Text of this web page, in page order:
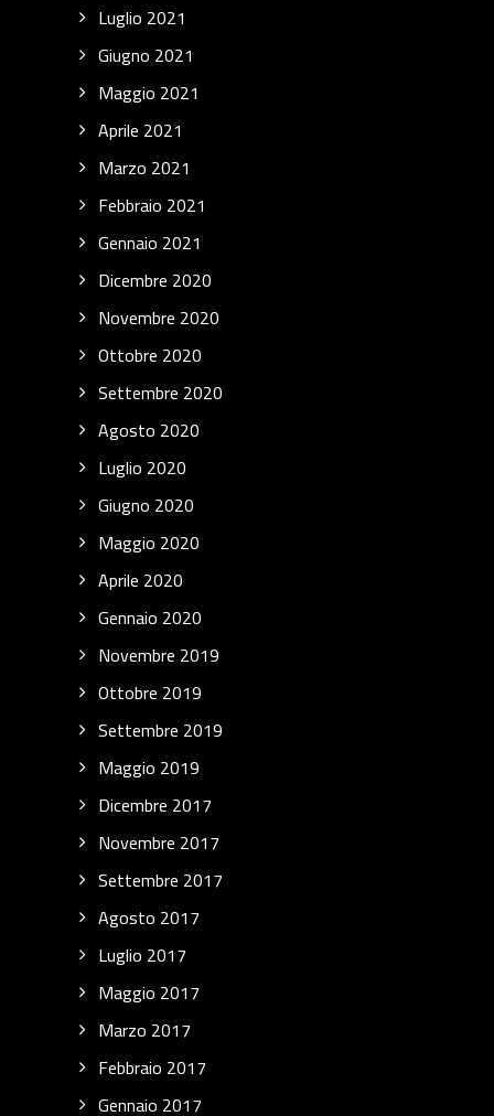
Luglio 2021
Giugno 2021
Maggio 2021
Aprile 2021
Marzo 2021
Febbraio 2021
Gennaio 2021
Dicembre 2020
Novembre 2020
Ottobre 2020
Settembre 2020
Agosto 2020
Luglio 2020
Giugno 2020
Maggio 2020
Aprile 2020
Gennaio 2020
Novembre 2019
Ottobre 2019
Settembre 2019
Maggio 2019
Dicembre 2017
Novembre 2017
Settembre 2017
Agosto 2017
Luglio 2017
Maggio 2017
Marzo 2017
Febbraio 2017
Gennaio 2017